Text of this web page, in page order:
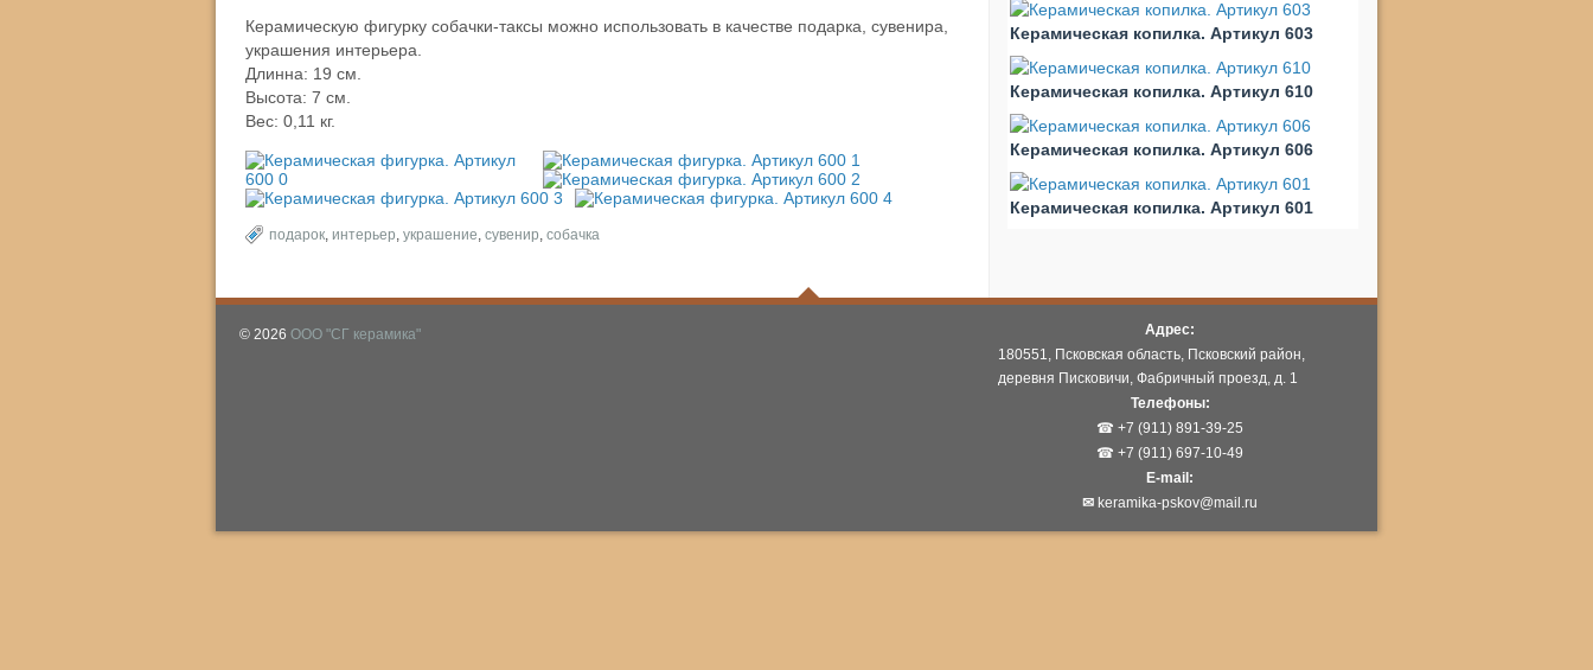
Керамическую фигурку собачки-таксы можно использовать в качестве подарка, сувенира,
украшения интерьера.
Длинна: 19 см.
Высота: 7 см.
Вес: 0,11 кг.
подарок, интерьер, украшение, сувенир, собачка
Керамическая копилка. Артикул 603
Керамическая копилка. Артикул 610
Керамическая копилка. Артикул 606
Керамическая копилка. Артикул 601
© 2026 ООО "СГ керамика"
Адрес:
180551, Псковская область, Псковский район,
деревня Писковичи, Фабричный проезд, д. 1
Телефоны:
☎ +7 (911) 891-39-25
☎ +7 (911) 697-10-49
E-mail:
✉ keramika-pskov@mail.ru